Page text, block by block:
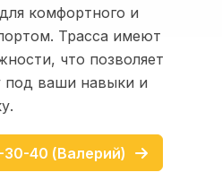
комфортного и
Трасса имеют
что позволяет
под ваши навыки и
30-40 (Валерий)